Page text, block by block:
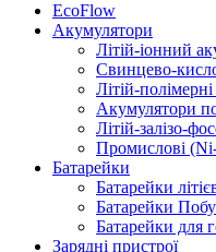
EcoFlow
Акумулятори
Літій-іонний
Свинцево-
Літій-
Акумулятори
Літій-залізо-
Промислові
Батарейки
Батарейки
Батарейки
Батарейки для
Зарядні пристрої